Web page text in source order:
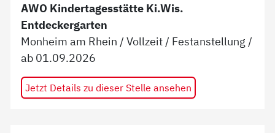
AWO Kindertagesstätte Ki.Wis.
Entdeckergarten
Monheim am Rhein /Vollzeit / Festanstellung /
ab 01.09.2026
Jetzt Details zu dieser Stelle ansehen